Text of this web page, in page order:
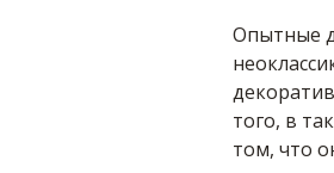
Опытные
того, в
том, что